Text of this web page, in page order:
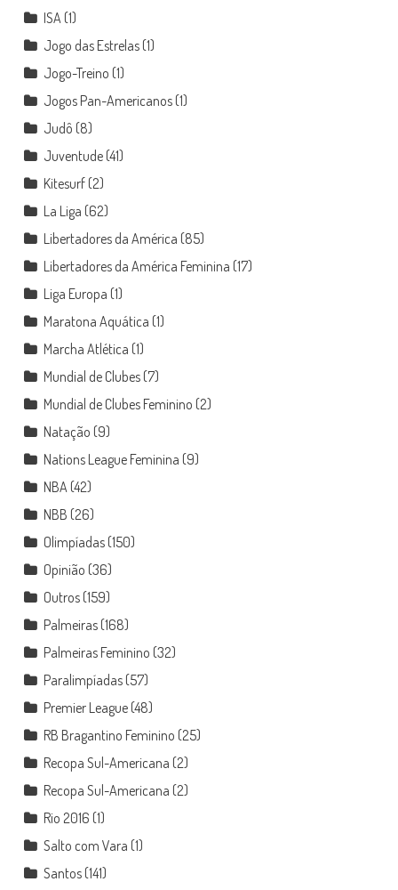
ISA (1)
Jogo das Estrelas(1)
Jogo-Treino (1)
Jogos Pan-Americanos(1)
Judô (8)
Juventude(41)
Kitesurf(2)
La Liga (62)
Libertadores da América (85)
Libertadores da América Feminina (17)
Liga Europa (1)
Maratona Aquática (1)
Marcha Atlética (1)
Mundial de Clubes(7)
Mundial de Clubes Feminino (2)
Natação (9)
Nations League Feminina (9)
NBA (42)
NBB (26)
Olimpíadas(150)
Opinião (36)
Outros(159)
Palmeiras(168)
Palmeiras Feminino (32)
Paralimpíadas(57)
Premier League(48)
RB Bragantino Feminino (25)
Recopa Sul-Americana (2)
Recopa Sul-Americana (2)
Rio 2016 (1)
Salto com Vara (1)
Santos(141)